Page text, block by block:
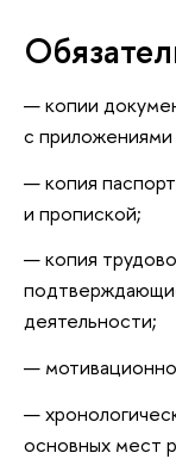
копии
с приложениями
копия
и пропиской;
копия
деятельности;
основных мест